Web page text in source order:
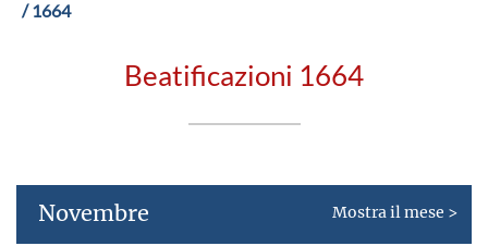
/ 1664
Beatificazioni 1664
Novembre Mostra il mese >